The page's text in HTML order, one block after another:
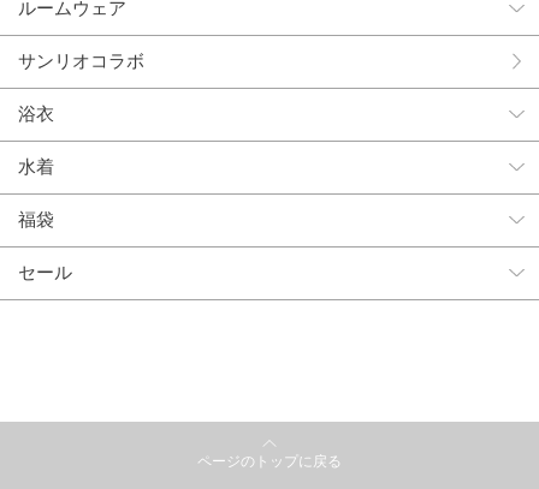
ルームウェア
サンリオコラボ
浴衣
水着
福袋
セール
ページのトップに戻る